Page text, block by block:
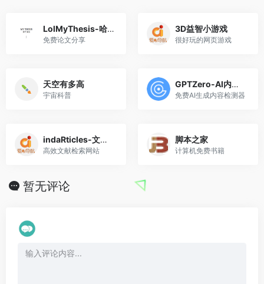
LolMyThesis-哈佛毕业论文分享
免费论文分享
3D益智小游戏
很好玩的网页游戏
天空有多高
宇宙科普
GPTZero-AI内容检测
免费AI生成内容检测器
indaRticles-文献论文搜索
高效文献检索网站
脚本之家
计算机免费书籍
暂无评论